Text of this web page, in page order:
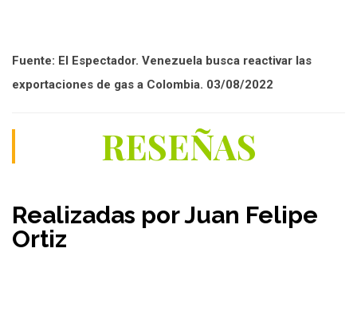
Fuente: El Espectador. Venezuela busca reactivar las
exportaciones de gas a Colombia. 03/08/2022
RESEÑAS
Realizadas por Juan Felipe
Ortiz